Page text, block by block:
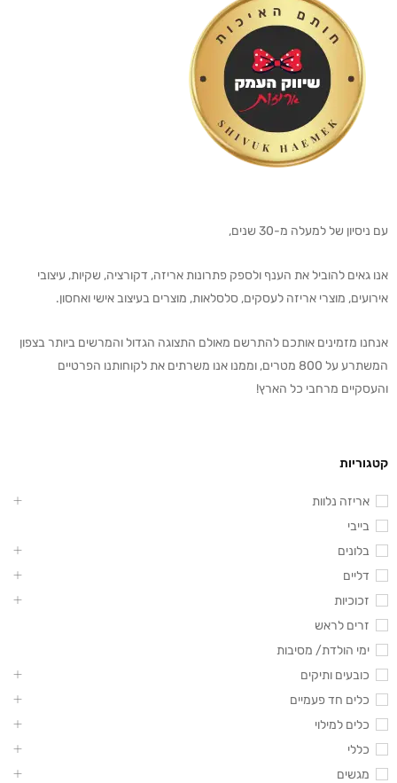
עם ניסיון של למעלה מ-30 שנים,
אנו גאים להוביל את הענף ולספק פתרונות אריזה, דקורציה, שקיות, עיצובי
אירועים, מוצרי אריזה לעסקים, סלסלאות, מוצרים בעיצוב אישי ואחסון.
אנחנו מזמינים אותכם להתרשם מאולם התצוגה הגדול והמרשים ביותר בצפון
המשתרע על 800 מטרים, וממנו אנו משרתים את לקוחותנו הפרטיים
והעסקיים מרחבי כל הארץ!
קטגוריות
אריזה נלוות
בייבי
בלונים
דליים
זכוכיות
זרים לראש
ימי הולדת/ מסיבות
כובעים ותיקים
כלים חד פעמיים
כלים למילוי
כללי
מגשים